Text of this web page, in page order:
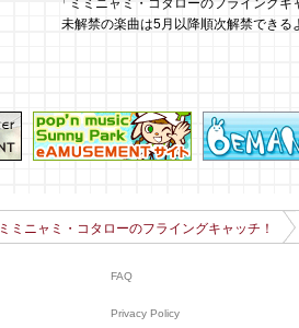
「ミミニャミ・コタローのフライング
未解禁の楽曲は5月以降順次解禁でき
ミミニャミ・コタローのフライングキャッチ！
FAQ
Privacy Policy